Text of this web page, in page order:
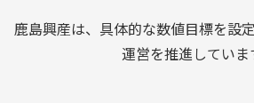
鹿島興産は、具体的な数値目標を設
運営を推進していま